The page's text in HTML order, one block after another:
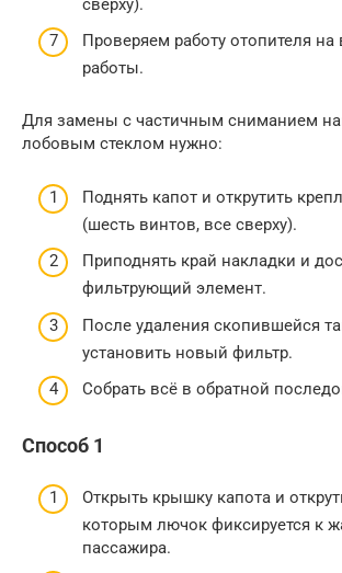
сверху).
Проверяем работу отопителя на
работы.
Для замены с частичным сниманием
лобовым стеклом нужно:
Поднять капот и открутить
(шесть винтов, все сверху).
Приподнять край накладки и
фильтрующий элемент.
После удаления скопившейся
установить новый фильтр.
Собрать всё в обратной
Способ 1
Открыть крышку капота и
которым лючок фиксируется к
пассажира.